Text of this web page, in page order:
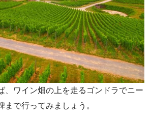
、ワイン畑の上を走るゴンドラでニー
まで行ってみましょう。